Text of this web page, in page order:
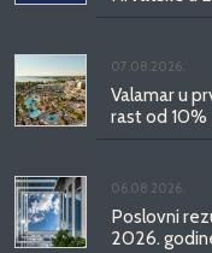
07.08.2026.
Valamar u
rast od 10%
06.08.2026.
Poslovni
2026.